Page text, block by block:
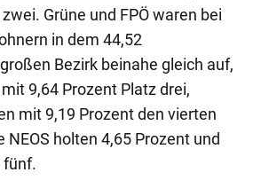
Grüne und FPÖ waren bei
in dem 44,52
Bezirk beinahe gleich auf,
9,64 Prozent Platz drei,
mit 9,19 Prozent den vierten
NEOS holten 4,65 Prozent und
fünf.